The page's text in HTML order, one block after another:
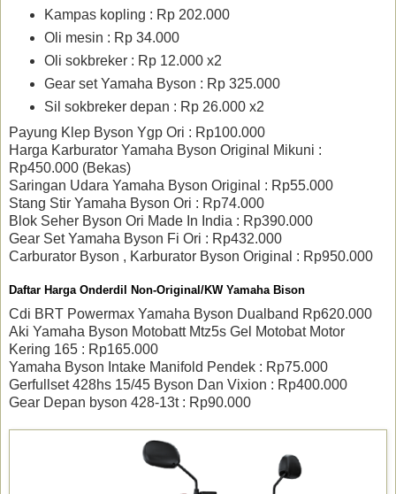
Kampas kopling : Rp 202.000
Oli mesin : Rp 34.000
Oli sokbreker : Rp 12.000 x2
Gear set Yamaha Byson : Rp 325.000
Sil sokbreker depan : Rp 26.000 x2
Payung Klep Byson Ygp Ori : Rp100.000
Harga Karburator Yamaha Byson Original Mikuni :
Rp450.000 (Bekas)
Saringan Udara Yamaha Byson Original : Rp55.000
Stang Stir Yamaha Byson Ori : Rp74.000
Blok Seher Byson Ori Made In India : Rp390.000
Gear Set Yamaha Byson Fi Ori : Rp432.000
Carburator Byson , Karburator Byson Original : Rp950.000
Daftar Harga Onderdil Non-Original/KW Yamaha Bison
Cdi BRT Powermax Yamaha Byson Dualband Rp620.000
Aki Yamaha Byson Motobatt Mtz5s Gel Motobat Motor
Kering 165 : Rp165.000
Yamaha Byson Intake Manifold Pendek : Rp75.000
Gerfullset 428hs 15/45 Byson Dan Vixion : Rp400.000
Gear Depan byson 428-13t : Rp90.000